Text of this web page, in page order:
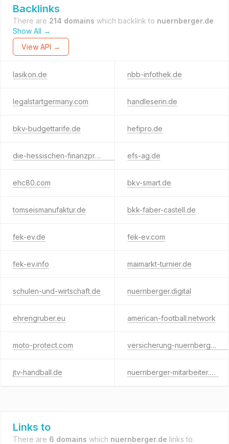
Backlinks
There are 214 domains which backlink to nuernberger.de.
Show All →
View API →
lasikon.de nbb-infothek.de
legalstartgermany.com handleserin.de
bkv-budgettarife.de hefipro.de
die-hessischen-finanzprofis.de efs-ag.de
ehc80.com bkv-smart.de
tomseismanufaktur.de bkk-faber-castell.de
fek-ev.de fek-ev.com
fek-ev.info maimarkt-turnier.de
schulen-und-wirtschaft.de nuernberger.digital
ehrengruber.eu american-football.network
moto-protect.com versicherung-nuernberger.de
jtv-handball.de nuernberger-mitarbeiter.de
Links to
There are 6 domains which nuernberger.de links to.